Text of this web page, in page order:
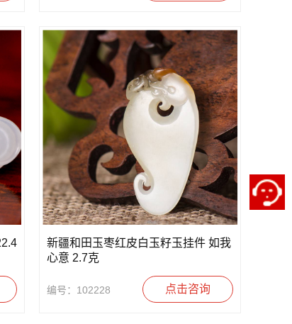
新疆和田玉枣红皮白玉籽玉挂件 如我
心意 2.7克
编号：102228 点击咨询